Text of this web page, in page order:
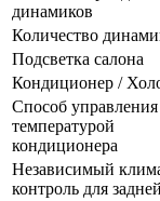
динамиков
Количество
Подсветка салона
Кондиционер /
Способ управления
температурой
кондиционера
Независимый
контроль для